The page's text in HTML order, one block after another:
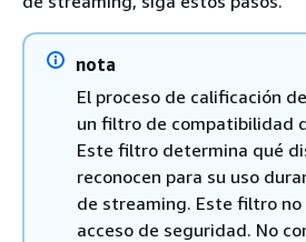
nota
El proceso de calificación
un filtro de compatibilidad
Este filtro determina qué
reconocen para su uso
de streaming. Este filtro no
acceso de seguridad. No